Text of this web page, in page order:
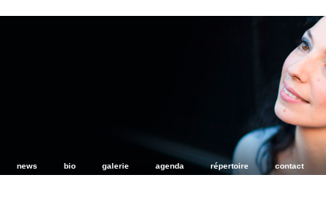
news bio galerie agenda répertoire contact